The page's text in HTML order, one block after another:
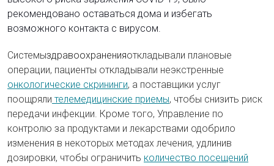
рекомендовано оставаться дома и избегать
возможного контакта с вирусом.
Системыздравоохраненияоткладывали плановые
операции, пациенты откладывали неэкстренные
онкологические скрининги, а поставщики услуг
поощряли телемедицинские приемы, чтобы снизить риск
передачи инфекции. Кроме того, Управление по
контролю за продуктами и лекарствами одобрило
изменения в некоторых методах лечения, удлинив
дозировки, чтобы ограничить количество посещений